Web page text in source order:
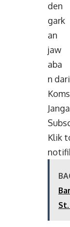
den
gark
an
jaw
aba
n
Klik